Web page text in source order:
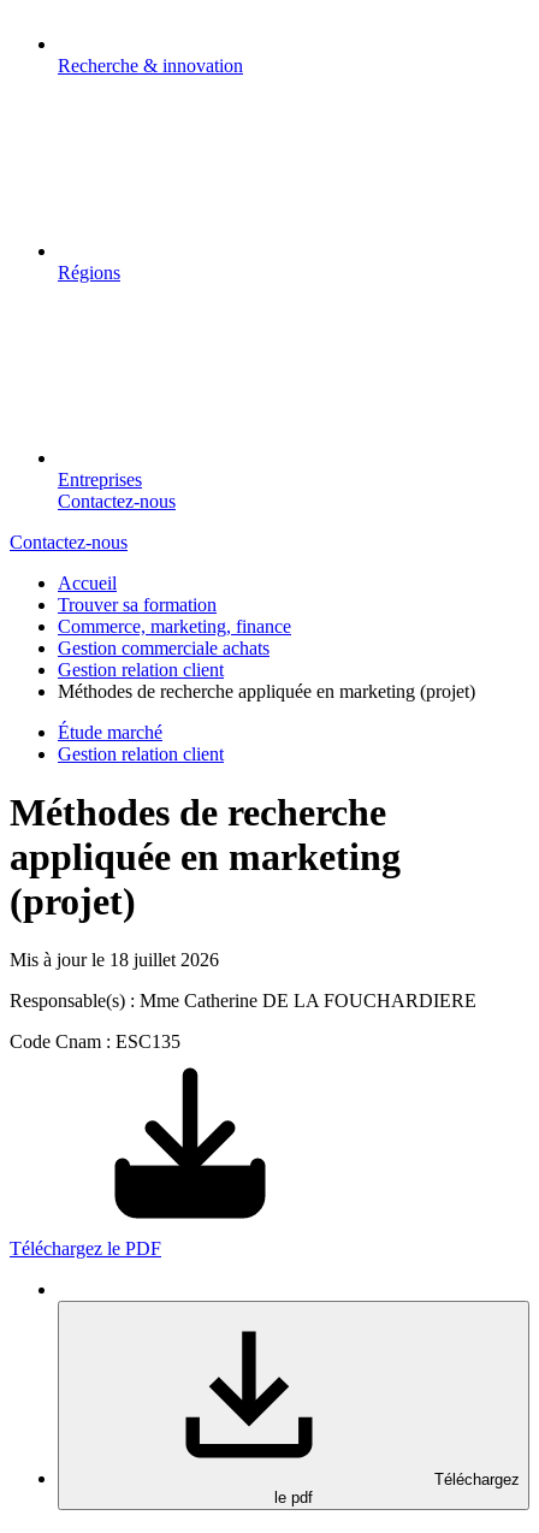
Recherche & innovation
Régions
Entreprises
Contactez-nous
Contactez-nous
Accueil
Trouver sa formation
Commerce, marketing, finance
Gestion commerciale achats
Gestion relation client
Méthodes de recherche appliquée en marketing (projet)
Étude marché
Gestion relation client
Méthodes de recherche
appliquée en marketing
(projet)
Mis à jour le 18 juillet 2026
Responsable(s) : Mme Catherine DE LA FOUCHARDIERE
Code Cnam : ESC135
Téléchargez le PDF
Téléchargez
le pdf